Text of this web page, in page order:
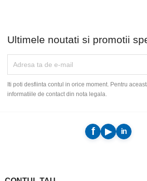
Ultimele noutati si promotii
Iti poti desfiinta contul in orice moment. Pentru
informatiile de contact din nota legala.